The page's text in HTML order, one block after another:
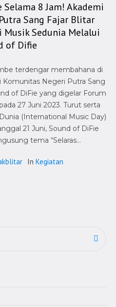
8 Jam! Akademi
Sang Fajar Blitar
Musik Sedunia Melalui
of Difie
terdengar membahana di
Negeri Putra Sang
of DiFie yang digelar Forum
27 Juni 2023. Turut serta
(International Music Day)
21 Juni, Sound of DiFie
tema “Selaras...
In Kegiatan